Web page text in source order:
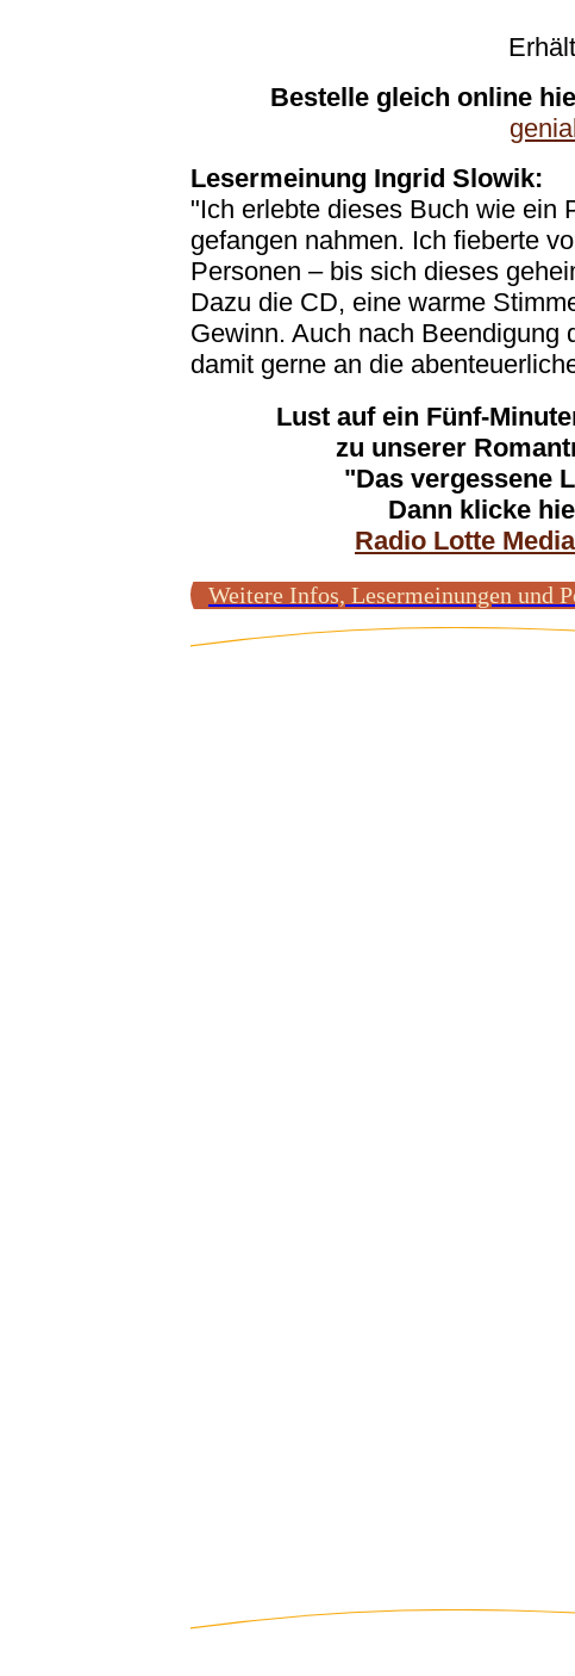
Bestelle gleich online
Lesermeinung Ingrid Slowik:
"Ich erlebte dieses Buch wie ein
gefangen nahmen. Ich fieberte
Personen – bis sich dieses
Dazu die CD, eine warme
Gewinn. Auch nach Beendigung
damit gerne an die
Lust auf ein Fünf-
zu unserer
"Das vergessene
Dann klicke
Radio Lotte
Weitere Infos, Lesermeinungen und